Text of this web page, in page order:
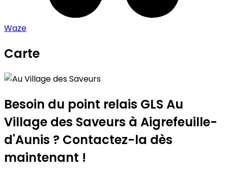
Waze
Carte
Au Village des Saveurs
+
−
Besoin du point relais GLS Au
Village des Saveurs à Aigrefeuille-
d'Aunis ? Contactez-la dès
maintenant !